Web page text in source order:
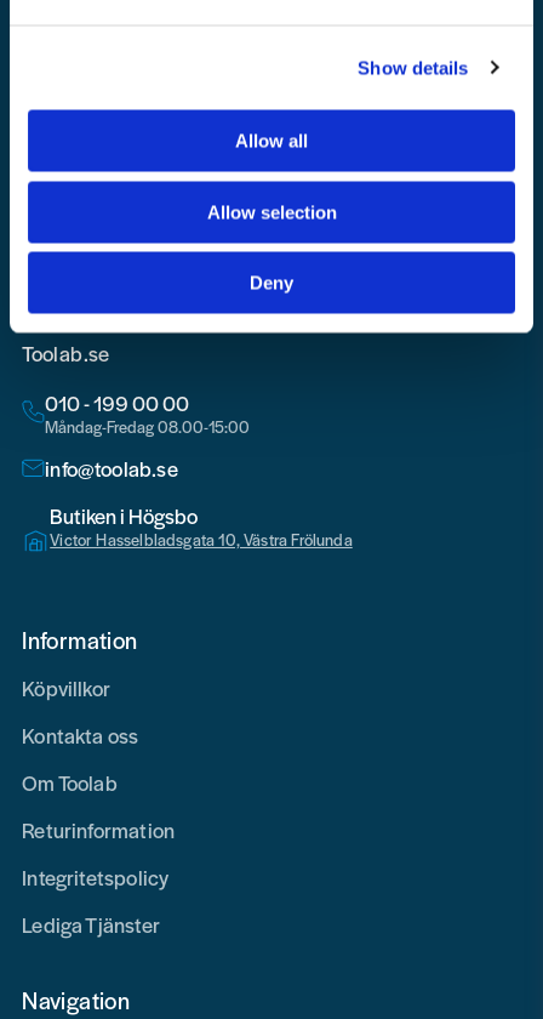
Show details
Allow all
Allow selection
Deny
Mejladress
Skicka
Toolab.se
010 - 199 00 00
Måndag-Fredag 08.00-15:00
info@toolab.se
Butiken i Högsbo
Victor Hasselbladsgata 10, Västra Frölunda
Information
Köpvillkor
Kontakta oss
Om Toolab
Returinformation
Integritetspolicy
Lediga Tjänster
Navigation